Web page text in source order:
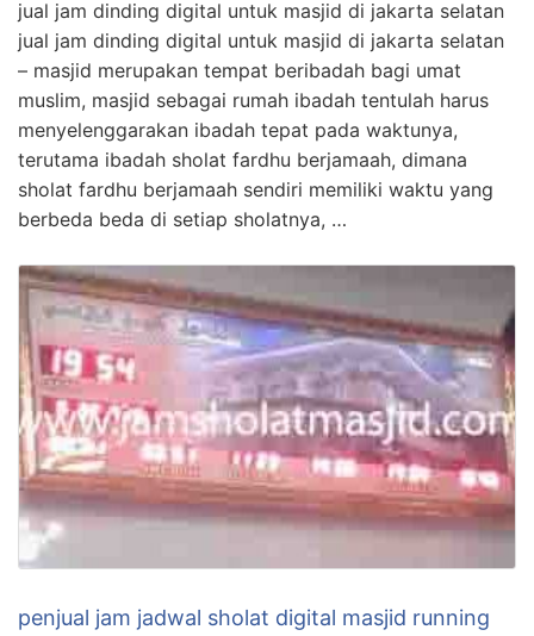
jual jam dinding digital untuk masjid di jakarta selatan
jual jam dinding digital untuk masjid di jakarta selatan
– masjid merupakan tempat beribadah bagi umat
muslim, masjid sebagai rumah ibadah tentulah harus
menyelenggarakan ibadah tepat pada waktunya,
terutama ibadah sholat fardhu berjamaah, dimana
sholat fardhu berjamaah sendiri memiliki waktu yang
berbeda beda di setiap sholatnya, …
penjual jam jadwal sholat digital masjid running